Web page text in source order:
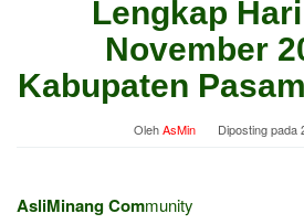
Lengkap
November
Kabupaten
OlehAsMin Diposting pada
AsliMinang Community